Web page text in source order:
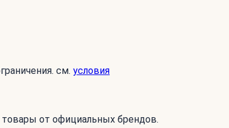
см. условия
от официальных брендов.